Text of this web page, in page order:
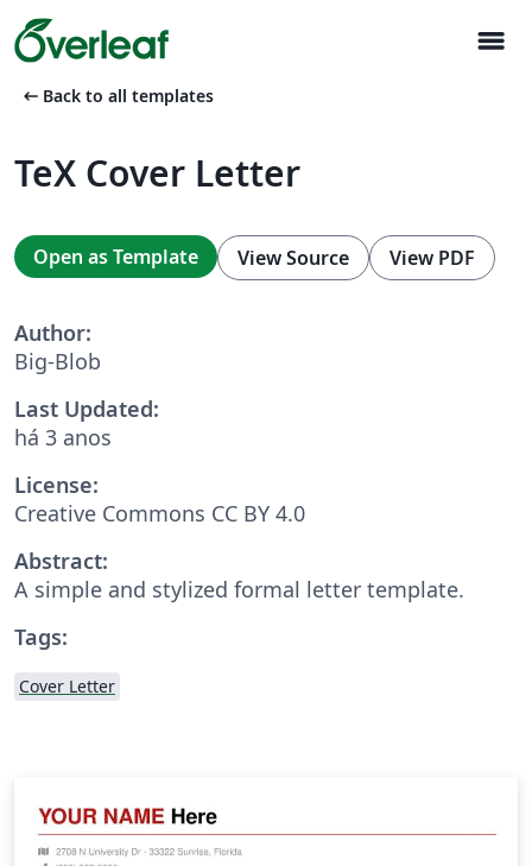
menu
arrow_left_alt Back to all templates
TeX Cover Letter
Open as Template View Source View PDF
Author:
Big-Blob
Last Updated:
há 3 anos
License:
Creative Commons CC BY 4.0
Abstract:
A simple and stylized formal letter template.
Tags:
Cover Letter